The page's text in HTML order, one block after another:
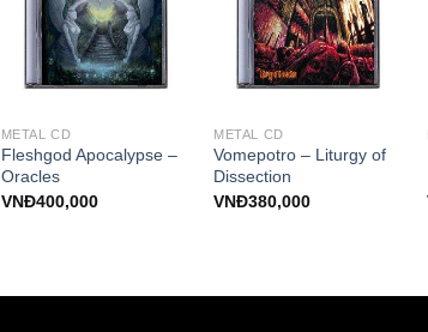
METAL CD
Fleshgod Apocalypse –
Oracles
VNĐ400,000
METAL CD
Vomepotro – Liturgy of
Dissection
VNĐ380,000